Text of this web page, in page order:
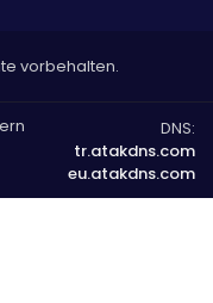
vorbehalten.
DNS:
tr.atakdns.com
eu.atakdns.com